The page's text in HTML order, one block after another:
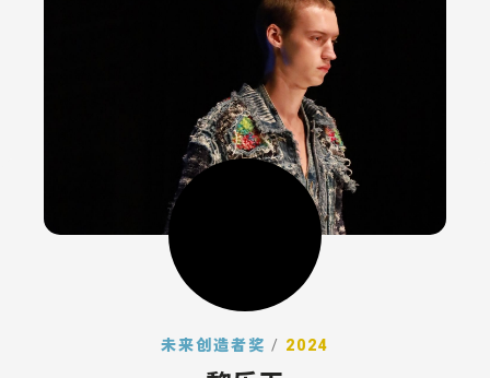
未来创造者奖 / 2024